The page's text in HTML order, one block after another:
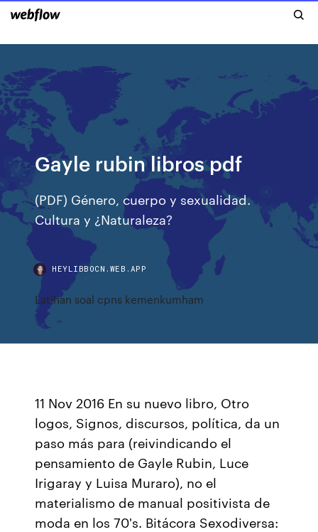
Gayle rubin libros pdf
(PDF) Género, cuerpo y sexualidad.
Cultura y ¿Naturaleza?
HEYLIBBOCN.WEB.APP
Latihan soal cpns kemenkumham
11 Nov 2016 En su nuevo libro, Otro
logos, Signos, discursos, política, da un
paso más para (reivindicando el
pensamiento de Gayle Rubin, Luce
Irigaray y Luisa Muraro), no el
materialismo de manual positivista de
moda en los 70's. Bitácora Sexodiversa: